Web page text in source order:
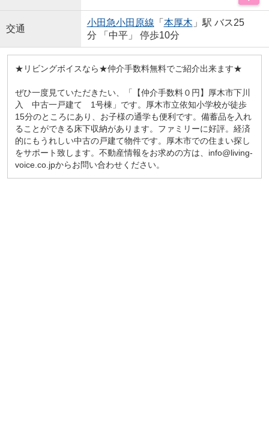
交通
小田急小田原線 「 本厚木 」駅 バス25
分 「中平」 停歩10分
★リビングボイスなら★仲介手数料無料でご紹介出来ます★
ぜひ一度見ていただきたい、「【仲介手数料０円】厚木市下川
入 中古一戸建て 1号棟」です。厚木市立依知小学校が徒歩
15分のところにあり、お子様の通学も便利です。備蓄品を入れ
ることができる床下収納があります。ファミリーに好評。経済
的にもうれしい中古の戸建て物件です。厚木市での住まい探し
をサポート致します。不動産情報をお求めの方は、info@living-
voice.co.jpからお問い合わせください。